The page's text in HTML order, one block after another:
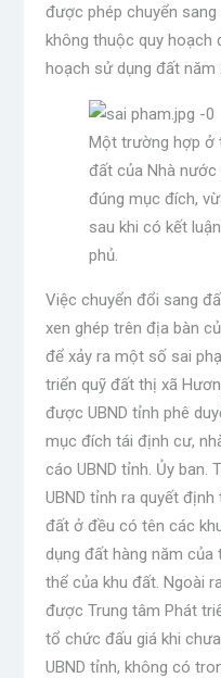
được phép chuyển
không thuộc quy hoạch
hoạch sử dụng đất năm
Một trường hợp ở
đất của Nhà nước
đúng mục đích,
sau khi có kết
phủ.
Việc chuyển đổi sang
xen ghép trên địa bàn
để xảy ra một số sai
triển quỹ đất thị xã
được UBND tỉnh phê
mục đích tái định cư,
cáo UBND tỉnh. Ủy ban.
UBND tỉnh ra quyết
đất ở đều có tên các
dụng đất hàng năm
thể của khu đất. Ngoài
được Trung tâm Phát
tổ chức đấu giá khi
UBND tỉnh, không có